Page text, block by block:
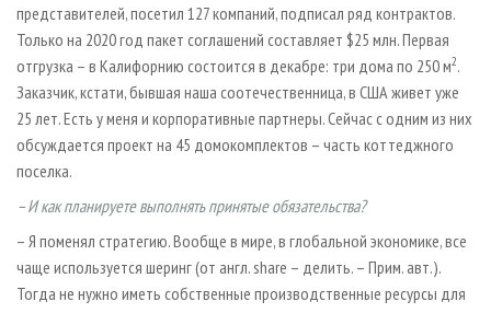
представителей, посетил 127 компаний, подписал ряд контрактов.
Только на 2020 год пакет соглашений составляет $25 млн. Первая
отгрузка – в Калифорнию состоится в декабре: три дома по 250 м2.
Заказчик, кстати, бывшая наша соотечественница, в США живет уже
25 лет. Есть у меня и корпоративные партнеры. Сейчас с одним из них
обсуждается проект на 45 домокомплектов – часть коттеджного
поселка.
– И как планируете выполнять принятые обязательства?
– Я поменял стратегию. Вообще в мире, в глобальной экономике, все
чаще используется шеринг (от англ. share – делить. – Прим. авт.).
Тогда не нужно иметь собственные производственные ресурсы для